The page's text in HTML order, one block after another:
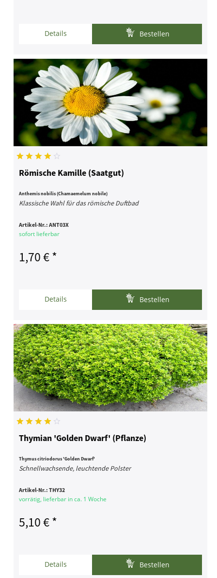
Details Bestellen
Römische Kamille (Saatgut)
Anthemis nobilis (Chamaemelum nobile)
Klassische Wahl für das römische Duftbad
Artikel-Nr.:ANT03X
sofort lieferbar
1,70 € *
Details Bestellen
Thymian 'Golden Dwarf' (Pflanze)
Thymus citriodorus 'Golden Dwarf'
Schnellwachsende, leuchtende Polster
Artikel-Nr.:THY32
vorrätig, lieferbar in ca. 1 Woche
5,10 € *
Details Bestellen